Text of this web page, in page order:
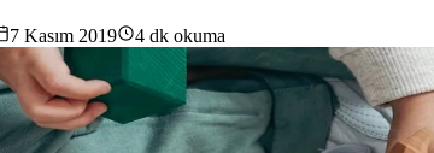
7 Kasım 2019 4 dk okuma